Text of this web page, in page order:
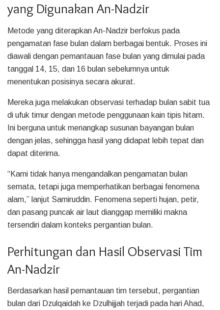
yang Digunakan An-Nadzir
Metode yang diterapkan An-Nadzir berfokus pada
pengamatan fase bulan dalam berbagai bentuk. Proses ini
diawali dengan pemantauan fase bulan yang dimulai pada
tanggal 14, 15, dan 16 bulan sebelumnya untuk
menentukan posisinya secara akurat.
Mereka juga melakukan observasi terhadap bulan sabit tua
di ufuk timur dengan metode penggunaan kain tipis hitam.
Ini berguna untuk menangkap susunan bayangan bulan
dengan jelas, sehingga hasil yang didapat lebih tepat dan
dapat diterima.
“Kami tidak hanya mengandalkan pengamatan bulan
semata, tetapi juga memperhatikan berbagai fenomena
alam,” lanjut Samiruddin. Fenomena seperti hujan, petir,
dan pasang puncak air laut dianggap memiliki makna
tersendiri dalam konteks pergantian bulan.
Perhitungan dan Hasil Observasi Tim
An-Nadzir
Berdasarkan hasil pemantauan tim tersebut, pergantian
bulan dari Dzulqaidah ke Dzulhijjah terjadi pada hari Ahad,